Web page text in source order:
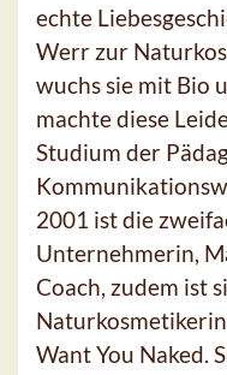
echte
Werr zur
wuchs sie mit Bio
machte diese
Studium der
2001 ist die
Unternehmerin,
Coach, zudem ist
Want You Naked.